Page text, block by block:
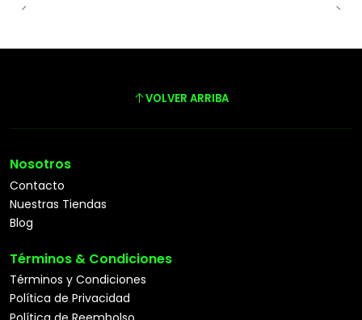
VOLVER ARRIBA
Nosotros
Contacto
Nuestras Tiendas
Blog
Términos & Condiciones
Términos y Condiciones
Política de Privacidad